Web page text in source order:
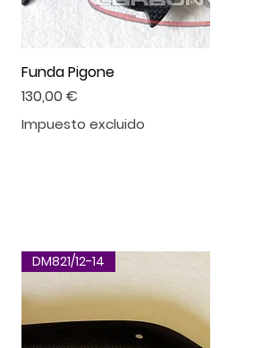
Funda Pigone
Precio
130,00 €
Impuesto excluido
DM821/12-14